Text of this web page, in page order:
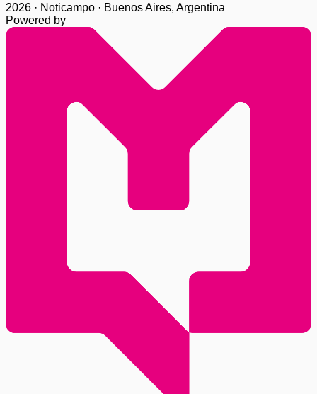
2026 · Noticampo · Buenos Aires, Argentina
Powered by